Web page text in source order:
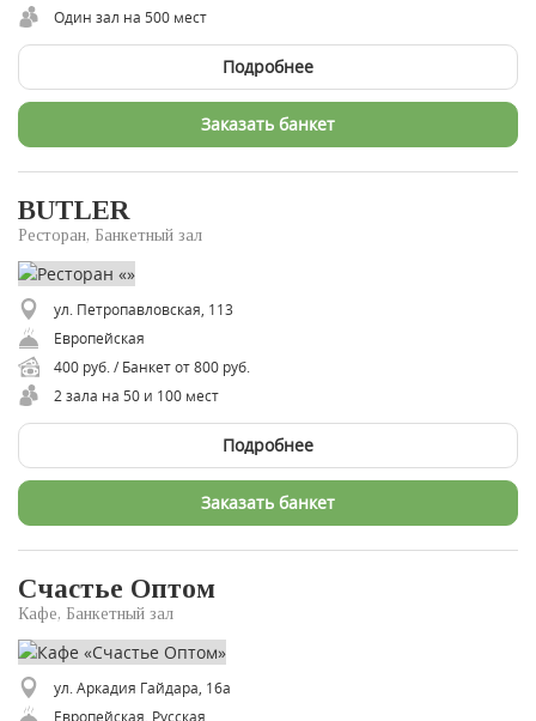
Один зал на 500 мест
Подробнее
Заказать банкет
BUTLER
Ресторан, Банкетный зал
ул. Петропавловская, 113
Европейская
400 руб. / Банкет от 800 руб.
2 зала на 50 и 100 мест
Подробнее
Заказать банкет
Счастье Оптом
Кафе, Банкетный зал
ул. Аркадия Гайдара, 16а
Европейская, Русская